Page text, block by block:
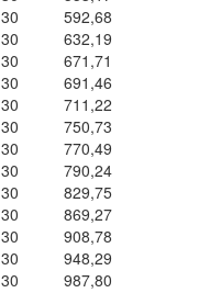
30
592,68
30
632,19
30
671,71
30
691,46
30
711,22
30
750,73
30
770,49
30
790,24
30
829,75
30
869,27
30
908,78
30
948,29
30 987,80